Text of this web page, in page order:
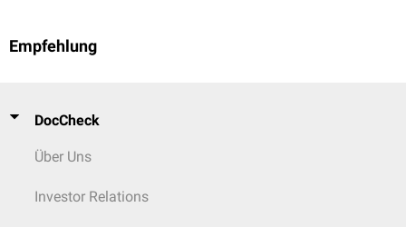
Empfehlung
DocCheck
Über Uns
Investor Relations